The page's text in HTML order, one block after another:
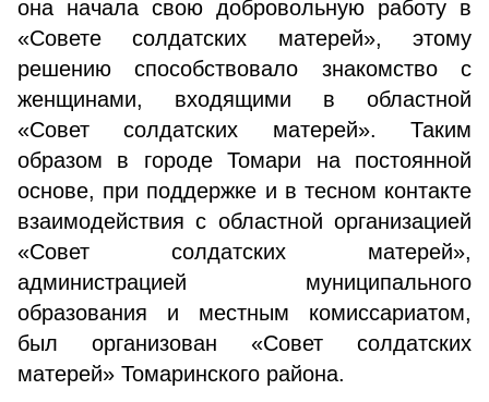
она начала свою добровольную работу в
«Совете солдатских матерей», этому
решению способствовало знакомство с
женщинами, входящими в областной
«Совет солдатских матерей». Таким
образом в городе Томари на постоянной
основе, при поддержке и в тесном контакте
взаимодействия с областной организацией
«Совет солдатских матерей»,
администрацией муниципального
образования и местным комиссариатом,
был организован «Совет солдатских
матерей» Томаринского района.